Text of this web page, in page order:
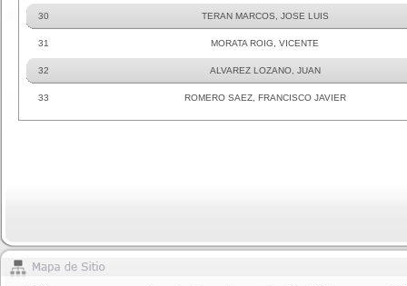
30 TERAN MARCOS, JOSE LUIS
31 MORATA ROIG, VICENTE
32 ALVAREZ LOZANO, JUAN
33 ROMERO SAEZ, FRANCISCO JAVIER